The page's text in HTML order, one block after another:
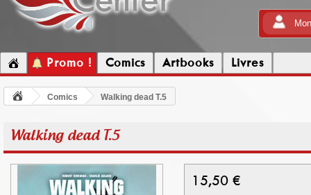
Promo ! Comics Artbooks Livres
Comics Walking dead T.5
Walking dead T.5
15,50 €